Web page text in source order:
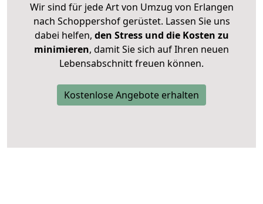
Wir sind für jede Art von Umzug von Erlangen
nach Schoppershof gerüstet. Lassen Sie uns
dabei helfen, den Stress und die Kosten zu
minimieren, damit Sie sich auf Ihren neuen
Lebensabschnitt freuen können.
Kostenlose Angebote erhalten